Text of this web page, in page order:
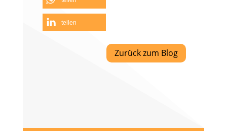
teilen
Zurück zum Blog